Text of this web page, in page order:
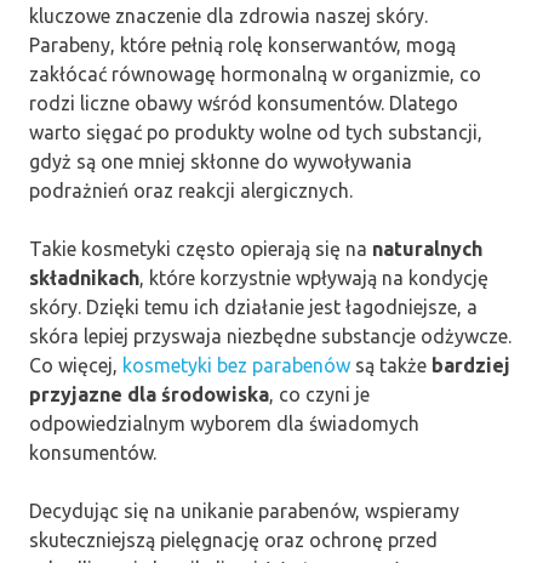
kluczowe znaczenie dla zdrowia naszej skóry.
Parabeny, które pełnią rolę konserwantów, mogą
zakłócać równowagę hormonalną w organizmie, co
rodzi liczne obawy wśród konsumentów. Dlatego
warto sięgać po produkty wolne od tych substancji,
gdyż są one mniej skłonne do wywoływania
podrażnień oraz reakcji alergicznych.
Takie kosmetyki często opierają się na naturalnych
składnikach, które korzystnie wpływają na kondycję
skóry. Dzięki temu ich działanie jest łagodniejsze, a
skóra lepiej przyswaja niezbędne substancje odżywcze.
Co więcej, kosmetyki bez parabenów są także bardziej
przyjazne dla środowiska, co czyni je
odpowiedzialnym wyborem dla świadomych
konsumentów.
Decydując się na unikanie parabenów, wspieramy
skuteczniejszą pielęgnację oraz ochronę przed